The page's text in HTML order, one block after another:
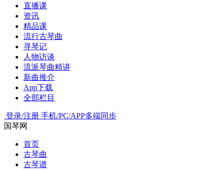
直播课
资讯
精品课
流行古琴曲
寻琴记
人物访谈
流派琴曲精讲
新曲推介
App下载
全部栏目
登录/注册 手机/PC/APP多端同步
国琴网
首页
古琴曲
古琴谱